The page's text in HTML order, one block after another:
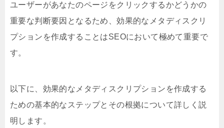
ユーザーがあなたのページをクリックするかどうかの
重要な判断要因となるため、効果的なメタディスクリ
プションを作成することはSEOにおいて極めて重要で
す。
以下に、効果的なメタディスクリプションを作成する
ための基本的なステップとその根拠について詳しく説
明します。